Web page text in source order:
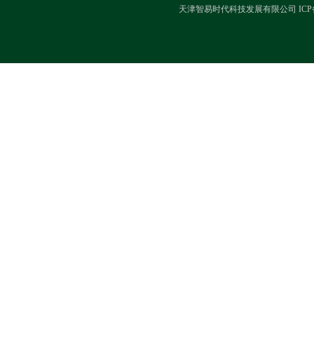
天津智易时代科技发展有限公司 ICP